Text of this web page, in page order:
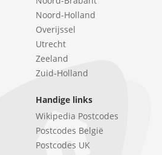
Noord-Holland
Overijssel
Utrecht
Zeeland
Zuid-Holland
Handige links
Wikipedia Postcodes
Postcodes België
Postcodes UK